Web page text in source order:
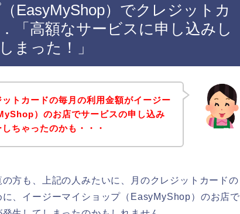
EasyMyShop）でクレジットカ
「高額なサービスに申し込みし
まった！」
トカードの毎月の利用金額がイージー
）のお店でサービスの申し込み
ちゃったのかも・・・
方も、上記の人みたいに、月のクレジットカードの
、イージーマイショップ（EasyMyShop）のお店で